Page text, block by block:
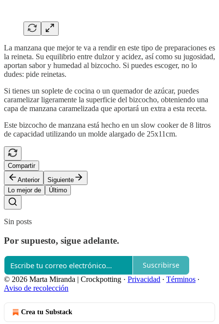
La manzana que mejor te va a rendir en este tipo de preparaciones es
la reineta. Su equilibrio entre dulzor y acidez, así como su jugosidad,
aportan sabor y humedad al bizcocho. Si puedes escoger, no lo
dudes: pide reinetas.
Si tienes un soplete de cocina o un quemador de azúcar, puedes
caramelizar ligeramente la superficie del bizcocho, obteniendo una
capa de manzana caramelizada que aportará un extra a esta receta.
Este bizcocho de manzana está hecho en un slow cooker de 8 litros
de capacidad utilizando un molde alargado de 25x11cm.
Compartir
Anterior
Siguiente
Lo mejor de
Último
Sin posts
Por supuesto, sigue adelante.
Suscribirse
© 2026 Marta Miranda | Crockpotting · Privacidad ∙ Términos ∙
Aviso de recolección
Crea tu Substack